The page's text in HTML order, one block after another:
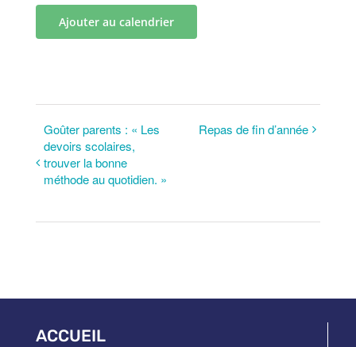
Ajouter au calendrier
Goûter parents : « Les
devoirs scolaires,
trouver la bonne
méthode au quotidien. »
Repas de fin d’année
ACCUEIL